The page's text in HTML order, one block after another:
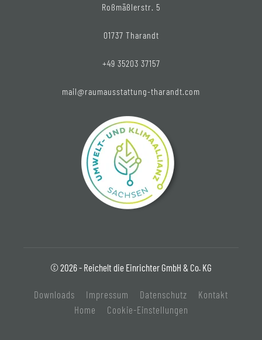
Roßmäßlerstr. 5
01737 Tharandt
+49 35203 37157
mail@raumausstattung-tharandt.com
© 2026 - Reichelt die Einrichter GmbH & Co. KG
Downloads Impressum Datenschutz
Kontakt
Home
Cookie-Einstellungen